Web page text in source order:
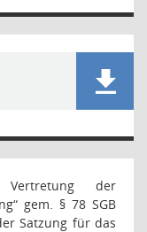
der
gem. § 78 SGB
Satzung für das